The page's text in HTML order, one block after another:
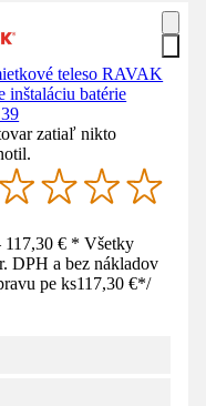
teleso RAVAK
inštaláciu batérie
zatiaľ nikto
€ * Všetky
DPH a bez nákladov
pe ks117,30 €*/